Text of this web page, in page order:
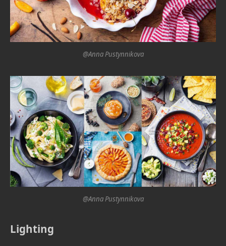
@Anna Pustynnikova
@Anna Pustynnikova
Lighting